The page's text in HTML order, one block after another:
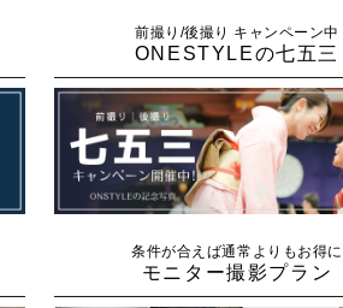
前撮り/後撮り キャンペーン中
ONESTYLEの七五三
条件が合えば通常よりもお得に
モニター撮影プラン